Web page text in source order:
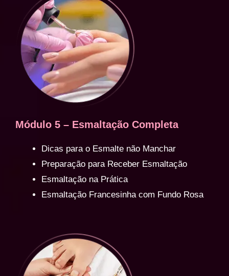
Módulo 5 – Esmaltação Completa
Dicas para o Esmalte não Manchar
Preparação para Receber Esmaltação
Esmaltação na Prática
Esmaltação Francesinha com Fundo Rosa